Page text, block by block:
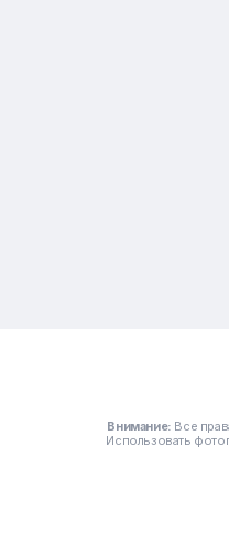
Внимание: Все
Использовать